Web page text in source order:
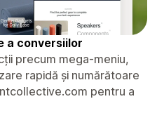
a conversiilor
precum mega-meniu,
rapidă și numărătoare
pentru a